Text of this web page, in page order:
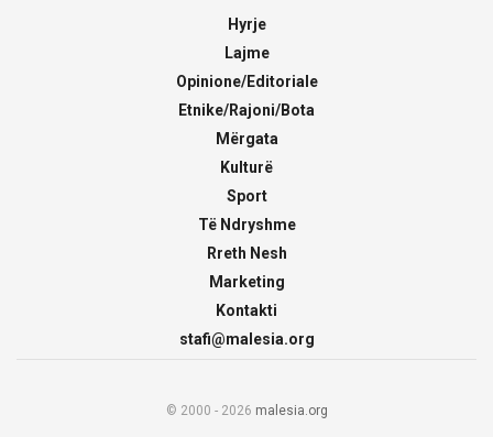
Hyrje
Lajme
Opinione/Editoriale
Etnike/Rajoni/Bota
Mërgata
Kulturë
Sport
Të Ndryshme
Rreth Nesh
Marketing
Kontakti
stafi@malesia.org
© 2000 - 2026 malesia.org